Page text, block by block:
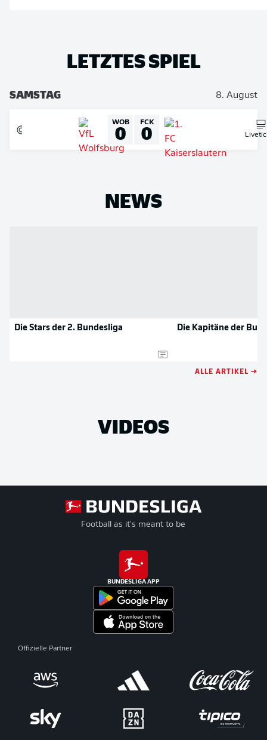
LETZTES SPIEL
SAMSTAG 8. August
WOB
0 FCK
0
NEWS
Die Stars der 2. Bundesliga Die Kapitäne der
ALLE ARTIKEL →
VIDEOS
Football as it's meant to be
BUNDESLIGA APP
Offizielle Partner